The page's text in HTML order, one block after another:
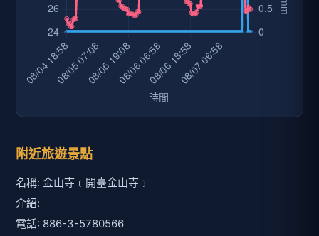
附近旅遊景點
名稱: 金山寺﹝開臺金山寺﹞
介紹:
電話: 886-3-5780566